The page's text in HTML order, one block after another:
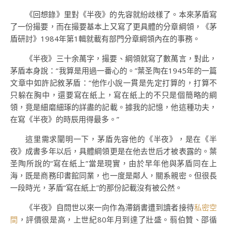
《回想錄》里對《半夜》的先容就紛歧樣了。本來茅盾寫
了一份撮要，而在撮要基本上又寫了更具體的分章綱領，《茅
盾研討》1984年第1輯就載有部門分章綱領內在的事務。
《半夜》三十余萬字，撮要、綱領就寫了數萬言，對此，
茅盾本身說：“我算是用過一番心的。”葉圣陶在1945年的一篇
文章中如許記敘茅盾：“他作小說一貫是先定打算的，打算不
只躲在胸中，還要寫在紙上，寫在紙上的不只是個簡略的綱
領，竟是細磨細琢的詳盡的記載。據我的記憶，他這種功夫，
在寫《半夜》的時辰用得最多。”
這里需求闡明一下，茅盾先容他的《半夜》，是在《半
夜》成書多年以后，具體綱領更是在他去世后才被表露的。葉
圣陶所說的“寫在紙上”當是現實，由於早年他與茅盾同在上
海，既是商務印書館同業，也一度是鄰人，關系親密。但很長
一段時光，茅盾“寫在紙上”的那份記載沒有被公然。
《半夜》自問世以來一向作為滯銷書遭到讀者接待私密空
間 ，評價很是高，上世紀80年月到達了壯盛。翦伯贊、邵循